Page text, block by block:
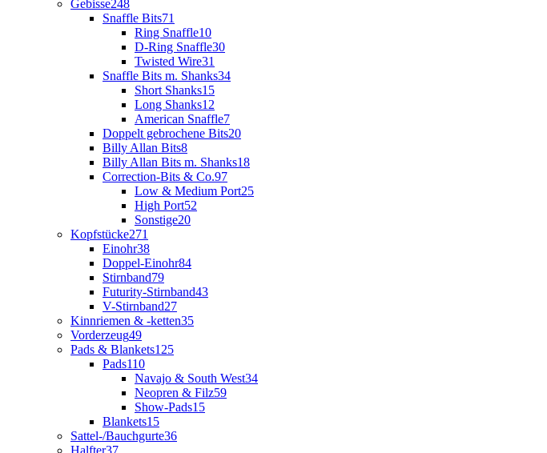
Gebisse248
Snaffle Bits71
Ring Snaffle10
D-Ring Snaffle30
Twisted Wire31
Snaffle Bits m. Shanks34
Short Shanks15
Long Shanks12
American Snaffle7
Doppelt gebrochene Bits20
Billy Allan Bits8
Billy Allan Bits m. Shanks18
Correction-Bits & Co.97
Low & Medium Port25
High Port52
Sonstige20
Kopfstücke271
Einohr38
Doppel-Einohr84
Stirnband79
Futurity-Stirnband43
V-Stirnband27
Kinnriemen & -ketten35
Vorderzeug49
Pads & Blankets125
Pads110
Navajo & South West34
Neopren & Filz59
Show-Pads15
Blankets15
Sattel-/Bauchgurte36
Halfter37